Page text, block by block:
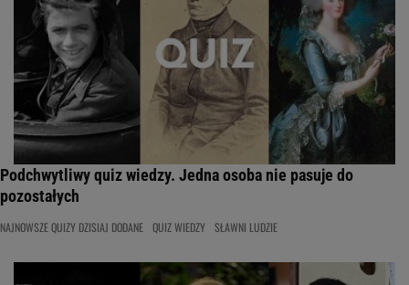
Podchwytliwy quiz wiedzy. Jedna osoba nie pasuje do
pozostałych
NAJNOWSZE QUIZY DZISIAJ DODANE QUIZ WIEDZY SŁAWNI LUDZIE